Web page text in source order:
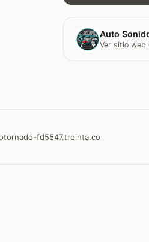
Auto
Ver sitio
fd5547.treinta.co